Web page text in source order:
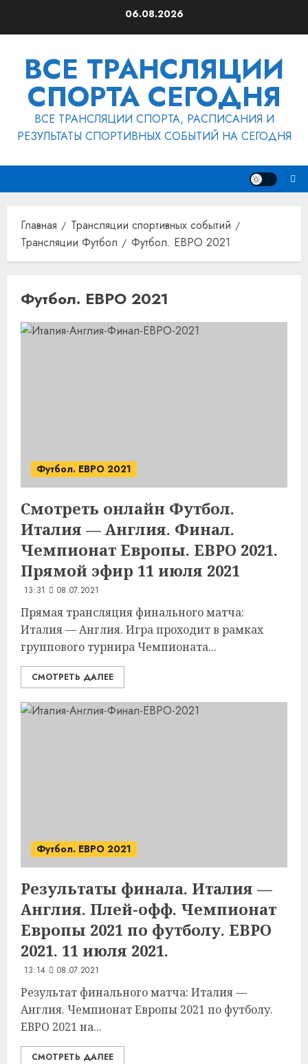
06.08.2026
ВСЕ ТРАНСЛЯЦИИ
СПОРТА СЕГОДНЯ
ВСЕ ТРАНСЛЯЦИИ СПОРТА, РАСПИСАНИЯ И
РЕЗУЛЬТАТЫ СПОРТИВНЫХ СОБЫТИЙ НА СЕГОДНЯ
Главная
Трансляции спортивных событий
Трансляции Футбол
Футбол. ЕВРО 2021
Футбол. ЕВРО 2021
Футбол. ЕВРО 2021
Смотреть онлайн Футбол.
Италия — Англия. Финал.
Чемпионат Европы. ЕВРО 2021.
Прямой эфир 11 июля 2021
13:31 08.07.2021
Прямая трансляция финального матча:
Италия — Англия. Игра проходит в рамках
группового турнира Чемпионата...
СМОТРЕТЬ ДАЛЕЕ
Футбол. ЕВРО 2021
Результаты финала. Италия —
Англия. Плей-офф. Чемпионат
Европы 2021 по футболу. ЕВРО
2021. 11 июля 2021.
13:14 08.07.2021
Результат финального матча: Италия —
Англия. Чемпионат Европы 2021 по футболу.
ЕВРО 2021 на...
СМОТРЕТЬ ДАЛЕЕ